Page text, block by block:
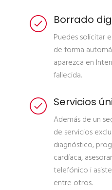
Borrado
Puedes solicitar
de forma
aparezca en
fallecida.
Servicios
Además de un
de servicios
diagnóstico,
cardíaca,
telefónico i
entre otros.